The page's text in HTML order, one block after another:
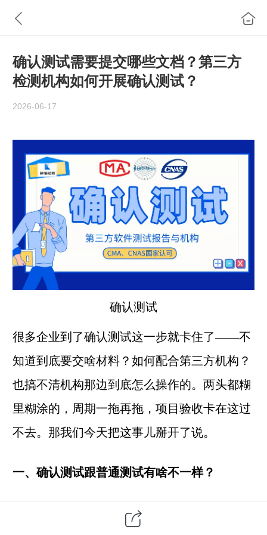
确认测试需要提交哪些文档？第三方
检测机构如何开展确认测试？
2026-06-17
确认测试
很多企业到了确认测试这一步就卡住了——不
知道到底要交啥材料？如何配合第三方机构？
也搞不清机构那边到底怎么操作的。两头都糊
里糊涂的，周期一拖再拖，项目验收卡在这过
不去。那我们今天把这事儿掰开了说。
一、确认测试跟普通测试有啥不一样？
先搞清楚一个前提。确认测试不是随便测测就